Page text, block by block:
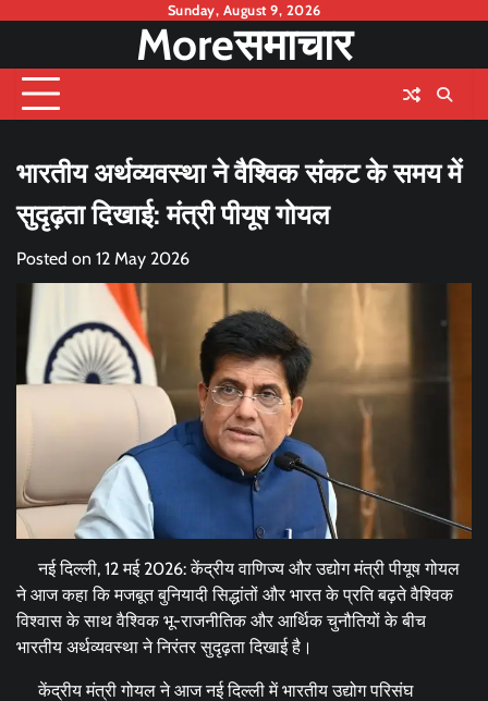
content
Sunday, August 9, 2026
Moreसमाचार
भारतीय अर्थव्यवस्था ने वैश्विक संकट के समय में
सुदृढ़ता दिखाई: मंत्री पीयूष गोयल
Posted on 12 May 2026
नई दिल्ली, 12 मई 2026: केंद्रीय वाणिज्य और उद्योग मंत्री पीयूष गोयल
ने आज कहा कि मजबूत बुनियादी सिद्धांतों और भारत के प्रति बढ़ते वैश्विक
विश्वास के साथ वैश्विक भू-राजनीतिक और आर्थिक चुनौतियों के बीच
भारतीय अर्थव्यवस्था ने निरंतर सुदृढ़ता दिखाई है।
केंद्रीय मंत्री गोयल ने आज नई दिल्ली में भारतीय उद्योग परिसंघ